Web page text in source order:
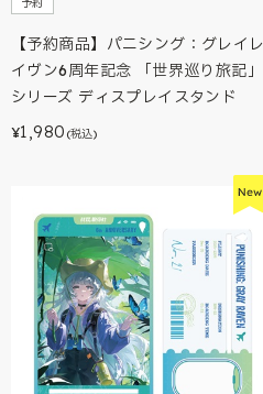
【予約商品】パニシング：グレイレ
イヴン6周年記念 「世界巡り旅記」
シリーズ ディスプレイスタンド
¥1,980 (税込)